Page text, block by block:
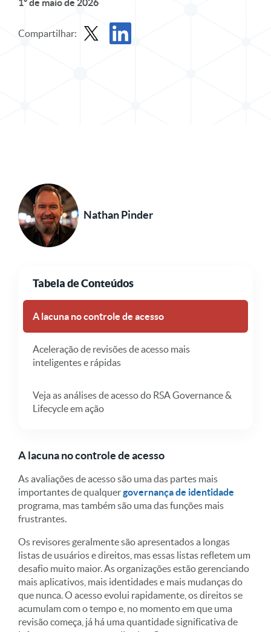
1º de maio de 2026
Compartilhar:
Nathan Pinder
Tabela de Conteúdos
A lacuna no controle de acesso
Aceleração de revisões de acesso mais
inteligentes e rápidas
Veja as análises de acesso do RSA Governance &
Lifecycle em ação
A lacuna no controle de acesso
As avaliações de acesso são uma das partes mais
importantes de qualquergovernança de identidade
programa, mas também são uma das funções mais
frustrantes.
Os revisores geralmente são apresentados a longas
listas de usuários e direitos, mas essas listas refletem um
desafio muito maior. As organizações estão gerenciando
mais aplicativos, mais identidades e mais mudanças do
que nunca. O acesso evolui rapidamente, os direitos se
acumulam com o tempo e, no momento em que uma
revisão começa, já há uma quantidade significativa de